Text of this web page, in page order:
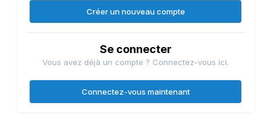
Créer un nouveau compte
Se connecter
Vous avez déjà un compte ? Connectez-vous ici.
Connectez-vous maintenant